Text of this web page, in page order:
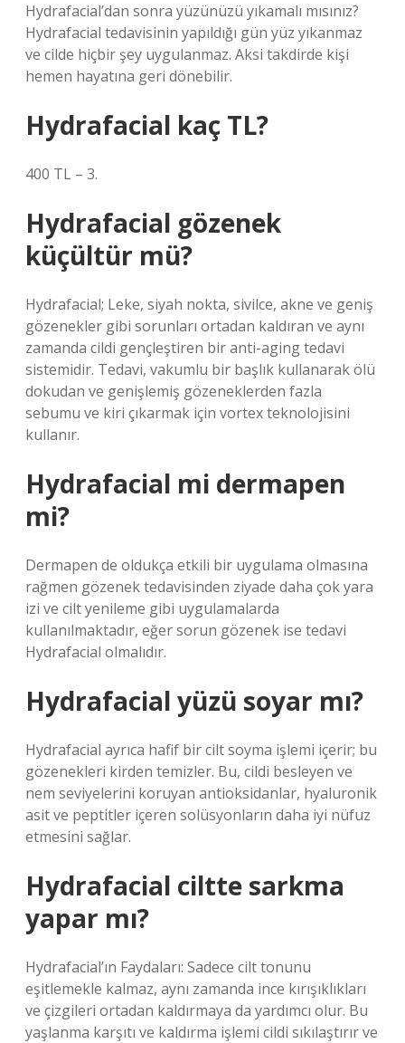
Hydrafacial’dan sonra yüzünüzü yıkamalı mısınız?
Hydrafacial tedavisinin yapıldığı gün yüz yıkanmaz
ve cilde hiçbir şey uygulanmaz. Aksi takdirde kişi
hemen hayatına geri dönebilir.
Hydrafacial kaç TL?
400 TL – 3.
Hydrafacial gözenek
küçültür mü?
Hydrafacial; Leke, siyah nokta, sivilce, akne ve geniş
gözenekler gibi sorunları ortadan kaldıran ve aynı
zamanda cildi gençleştiren bir anti-aging tedavi
sistemidir. Tedavi, vakumlu bir başlık kullanarak ölü
dokudan ve genişlemiş gözeneklerden fazla
sebumu ve kiri çıkarmak için vortex teknolojisini
kullanır.
Hydrafacial mi dermapen
mi?
Dermapen de oldukça etkili bir uygulama olmasına
rağmen gözenek tedavisinden ziyade daha çok yara
izi ve cilt yenileme gibi uygulamalarda
kullanılmaktadır, eğer sorun gözenek ise tedavi
Hydrafacial olmalıdır.
Hydrafacial yüzü soyar mı?
Hydrafacial ayrıca hafif bir cilt soyma işlemi içerir; bu
gözenekleri kirden temizler. Bu, cildi besleyen ve
nem seviyelerini koruyan antioksidanlar, hyaluronik
asit ve peptitler içeren solüsyonların daha iyi nüfuz
etmesini sağlar.
Hydrafacial ciltte sarkma
yapar mı?
Hydrafacial’ın Faydaları: Sadece cilt tonunu
eşitlemekle kalmaz, aynı zamanda ince kırışıklıkları
ve çizgileri ortadan kaldırmaya da yardımcı olur. Bu
yaşlanma karşıtı ve kaldırma işlemi cildi sıkılaştırır ve